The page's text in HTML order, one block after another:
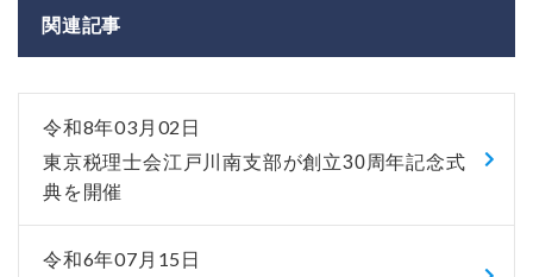
関連記事
令和8年03月02日
東京税理士会江戸川南支部が創立30周年記念式
典を開催
令和6年07月15日